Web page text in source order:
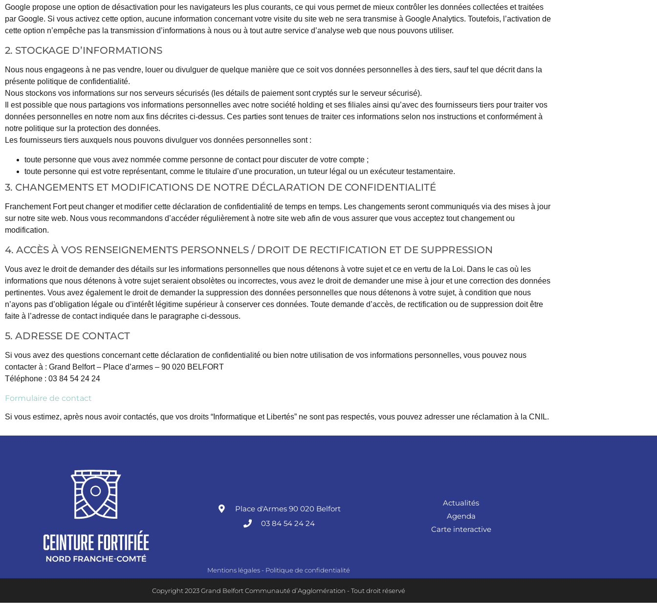
Google propose une option de désactivation pour les navigateurs les plus courants, ce qui vous permet de mieux contrôler les données collectées et traitées
par Google. Si vous activez cette option, aucune information concernant votre visite du site web ne sera transmise à Google Analytics. Toutefois, l’activation de
cette option n’empêche pas la transmission d’informations à nous ou à tout autre service d’analyse web que nous pouvons utiliser.
2. STOCKAGE D’INFORMATIONS
Nous nous engageons à ne pas vendre, louer ou divulguer de quelque manière que ce soit vos données personnelles à des tiers, sauf tel que décrit dans la
présente politique de confidentialité.
Nous stockons vos informations sur nos serveurs sécurisés (les détails de paiement sont cryptés sur le serveur sécurisé).
Il est possible que nous partagions vos informations personnelles avec notre société holding et ses filiales ainsi qu’avec des fournisseurs tiers pour traiter vos
données personnelles en notre nom aux fins décrites ci-dessus. Ces parties sont tenues de traiter ces informations selon nos instructions et conformément à
notre politique sur la protection des données.
Les fournisseurs tiers auxquels nous pouvons divulguer vos données personnelles sont :
toute personne que vous avez nommée comme personne de contact pour discuter de votre compte ;
toute personne qui est votre représentant, comme le titulaire d’une procuration, un tuteur légal ou un exécuteur testamentaire.
3. CHANGEMENTS ET MODIFICATIONS DE NOTRE DÉCLARATION DE CONFIDENTIALITÉ
Franchement Fort peut changer et modifier cette déclaration de confidentialité de temps en temps. Les changements seront communiqués via des mises à jour
sur notre site web. Nous vous recommandons d’accéder régulièrement à notre site web afin de vous assurer que vous acceptez tout changement ou
modification.
4. ACCÈS À VOS RENSEIGNEMENTS PERSONNELS / DROIT DE RECTIFICATION ET DE SUPPRESSION
Vous avez le droit de demander des détails sur les informations personnelles que nous détenons à votre sujet et ce en vertu de la Loi. Dans le cas où les
informations que nous détenons à votre sujet seraient obsolètes ou incorrectes, vous avez le droit de demander une mise à jour et une correction des données
pertinentes. Vous avez également le droit de demander la suppression des données personnelles que nous détenons à votre sujet, à condition que nous
n’ayons pas d’obligation légale ou d’intérêt légitime supérieur à conserver ces données. Toute demande d’accès, de rectification ou de suppression doit être
faite à l’adresse de contact indiquée dans le paragraphe ci-dessous.
5. ADRESSE DE CONTACT
Si vous avez des questions concernant cette déclaration de confidentialité ou bien notre utilisation de vos informations personnelles, vous pouvez nous
contacter à : Grand Belfort – Place d’armes – 90 020 BELFORT
Téléphone : 03 84 54 24 24
Formulaire de contact
Si vous estimez, après nous avoir contactés, que vos droits “Informatique et Libertés” ne sont pas respectés, vous pouvez adresser une réclamation à la CNIL.
Place d'Armes 90 020 Belfort
03 84 54 24 24
Actualités
Agenda
Carte interactive
Mentions légales - Politique de confidentialité
Copyright 2023 Grand Belfort Communauté d’Agglomération - Tout droit réservé